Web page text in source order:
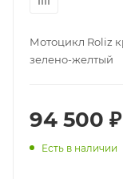
Мотоцикл Roliz
зелено-желтый
94 500 ₽
Есть в наличии